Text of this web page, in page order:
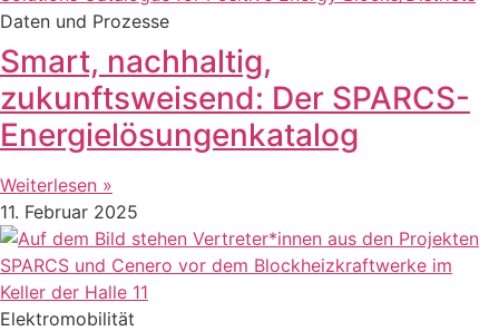
Daten und Prozesse
Smart, nachhaltig,
zukunftsweisend: Der SPARCS-
Energielösungenkatalog
Weiterlesen »
11. Februar 2025
Elektromobilität